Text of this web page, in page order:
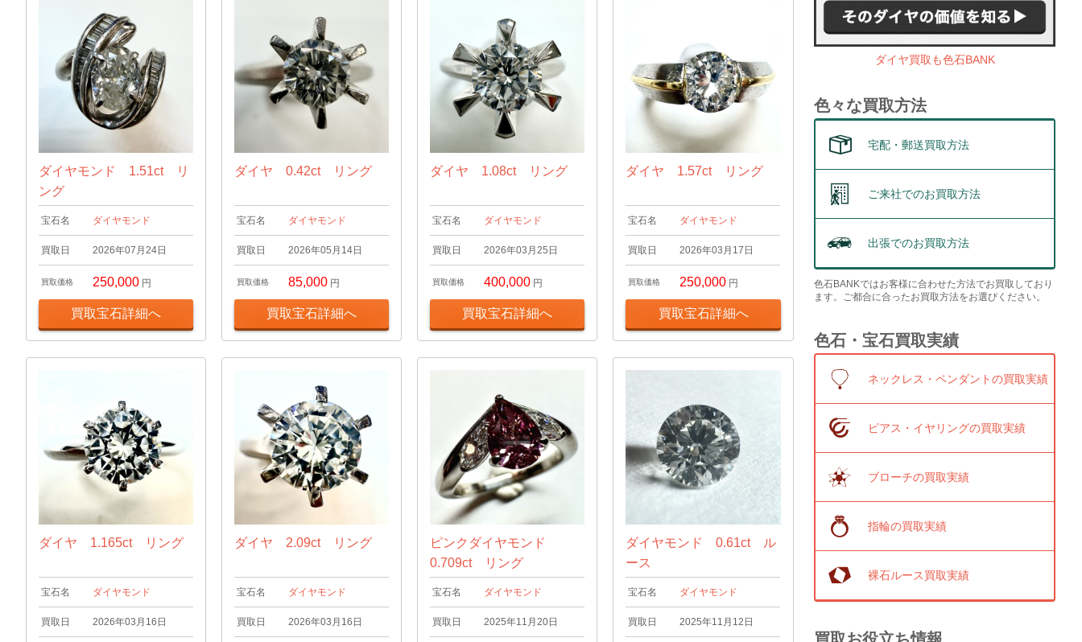
ダイヤモンド 1.51ct リ
ング
宝石名 ダイヤモンド
買取日 2026年07月24日
買取価格 250,000 円
買取宝石詳細へ
ダイヤ 0.42ct リング
宝石名 ダイヤモンド
買取日 2026年05月14日
買取価格 85,000 円
買取宝石詳細へ
ダイヤ 1.08ct リング
宝石名 ダイヤモンド
買取日 2026年03月25日
買取価格 400,000 円
買取宝石詳細へ
ダイヤ 1.57ct リング
宝石名 ダイヤモンド
買取日 2026年03月17日
買取価格 250,000 円
買取宝石詳細へ
ダイヤ 1.165ct リング
宝石名 ダイヤモンド
買取日 2026年03月16日
ダイヤ 2.09ct リング
宝石名 ダイヤモンド
買取日 2026年03月16日
ピンクダイヤモンド
0.709ct リング
宝石名 ダイヤモンド
買取日 2025年11月20日
ダイヤモンド 0.61ct ル
ース
宝石名 ダイヤモンド
買取日 2025年11月12日
ダイヤ買取も色石BANK
色々な買取方法
宅配・郵送買取方法
ご来社でのお買取方法
出張でのお買取方法
色石BANKではお客様に合わせた方法でお買取しており
ます。ご都合に合ったお買取方法をお選びください。
色石・宝石買取実績
ネックレス・ペンダントの買取実績
ピアス・イヤリングの買取実績
ブローチの買取実績
指輪の買取実績
裸石ルース買取実績
買取お役立ち情報